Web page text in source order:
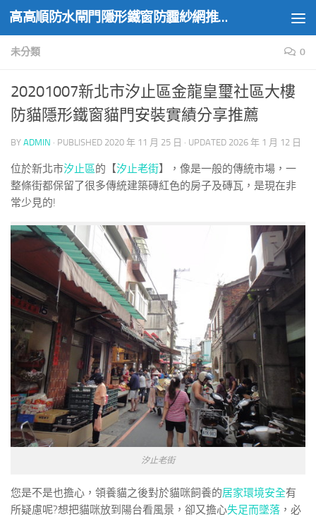
Skip to content 高高順防水閘門隱形鐵窗防霾紗網推薦實績
未分類 0
20201007新北市汐止區金龍皇璽社區大樓
防貓隱形鐵窗貓門安裝實績分享推薦
BY ADMIN · PUBLISHED 2020 年 11 月 25 日 · UPDATED 2026 年 1 月 12 日
位於新北市汐止區的【汐止老街】，像是一般的傳統市場，一
整條街都保留了很多傳統建築磚紅色的房子及磚瓦，是現在非
常少見的!
汐止老街
您是不是也擔心，領養貓之後對於貓咪飼養的居家環境安全有
所疑慮呢?想把貓咪放到陽台看風景，卻又擔心失足而墜落 ，必